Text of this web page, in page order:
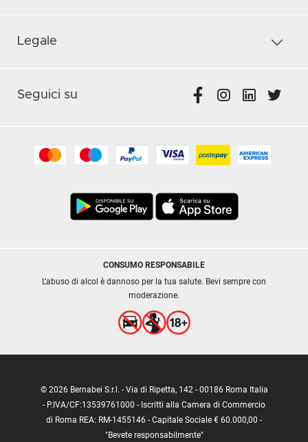
Legale
Seguici su
CONSUMO RESPONSABILE
L’abuso di alcol è dannoso per la tua salute. Bevi sempre con
moderazione.
© 2026 Bernabei S.r.l. - Via di Ripetta, 142 - 00186 Roma Italia
- P.IVA/CF:13539761000 - Iscritti alla Camera di Commercio
di Roma REA: RM-1455146 - Capitale Sociale € 60.000,00 -
"Bevete responsabilmente"